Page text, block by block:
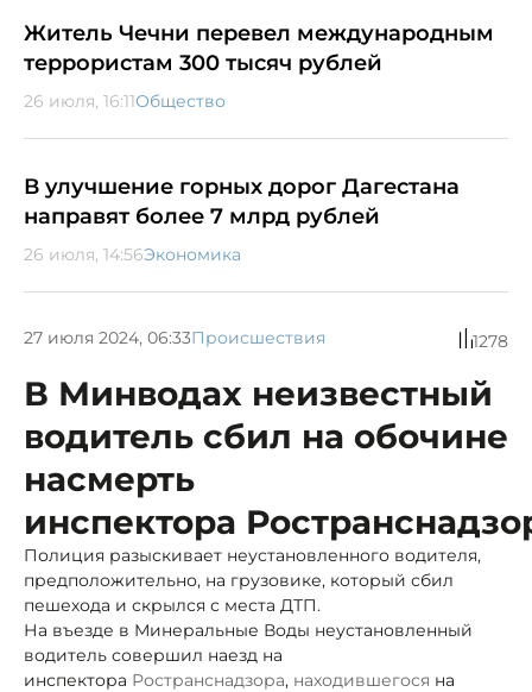
Житель Чечни перевел международным
террористам 300 тысяч рублей
26 июля, 16:11Общество
В улучшение горных дорог Дагестана
направят более 7 млрд рублей
26 июля, 14:56Экономика
27 июля 2024, 06:33Происшествия 1278
В Минводах неизвестный
водитель сбил на обочине
насмерть
инспектора
Полиция разыскивает неустановленного водителя,
предположительно, на грузовике, который сбил
пешехода и скрылся с места ДТП.
На въезде в Минеральные Воды неустановленный
водитель совершил наезд на
инспектора Ространснадзора, находившегося на